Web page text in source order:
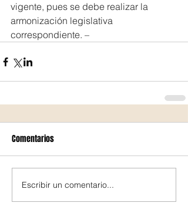
vigente, pues se debe realizar la
armonización legislativa
correspondiente. –
Comentarios
Escribir un comentario...